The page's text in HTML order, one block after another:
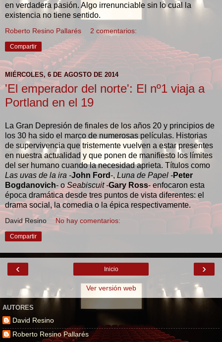
en verdadera pasión. Algo irrenunciable sin lo cual la
existencia no tiene sentido.
Roberto Resino Pallarés 2 comentarios:
Compartir
MIÉRCOLES, 6 DE AGOSTO DE 2014
'El emperador del norte': El nº1 viaja a
Portland en el 19
La Gran Depresión de finales de los años 20 y principios de
los 30 ha sido el marco de numerosas películas. Historias
de supervivencia que tristemente vuelven a estar presentes
en nuestra actualidad y que ponen de manifiesto los límites
del ser humano cuando la necesidad aprieta. Títulos como
Las uvas de la ira -John Ford-, Luna de Papel -Peter
Bogdanovich- oSeabiscuit -Gary Ross- enfocaron esta
época dramática desde tres puntos de vista diferentes: el
drama social, la comedia o la épica respectivamente.
David Resino No hay comentarios:
Compartir
‹ ›
Inicio
Ver versión web
AUTORES
David Resino
Roberto Resino Pallarés